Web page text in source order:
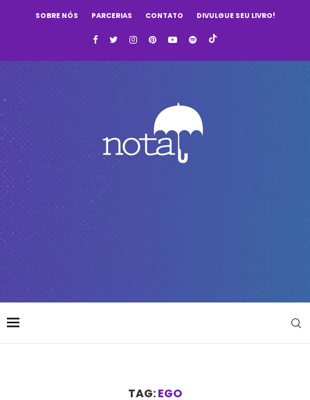
SOBRE NÓS PARCERIAS CONTATO DIVULGUE SEU LIVRO!
TAG:EGO